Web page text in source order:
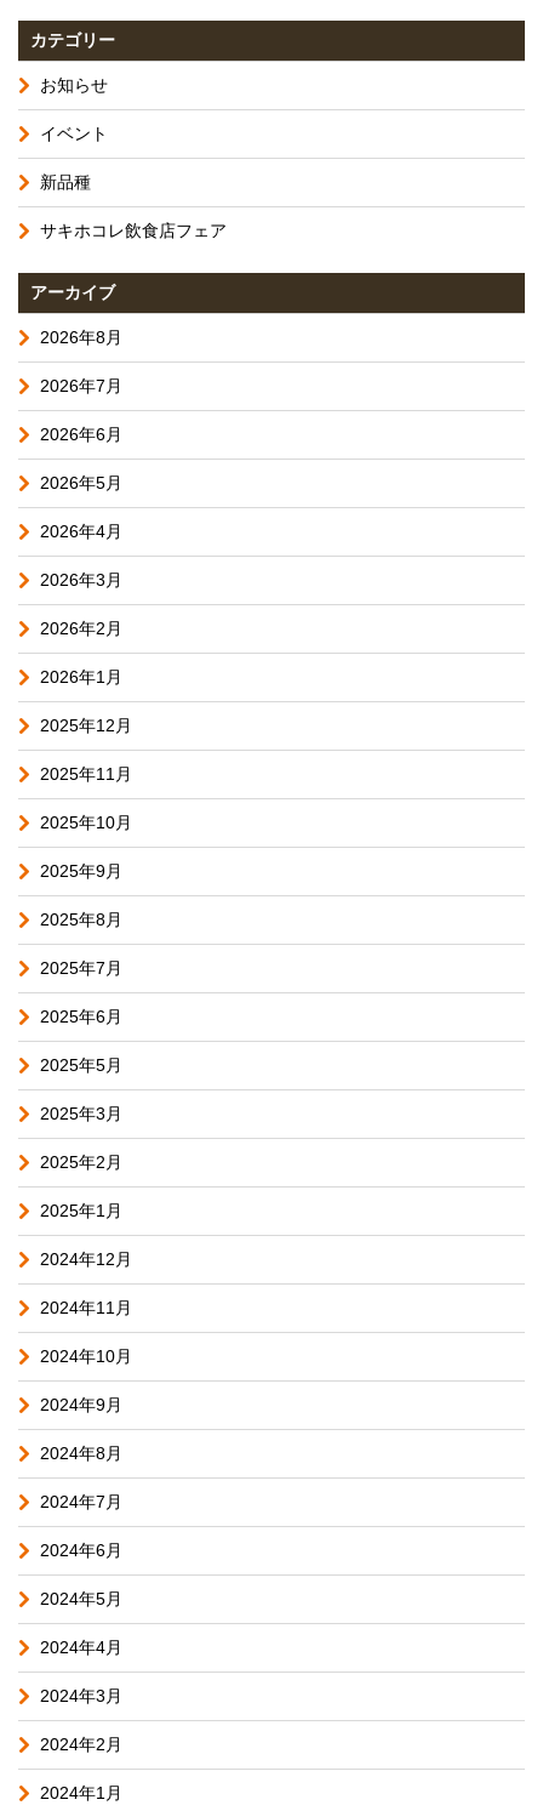
カテゴリー
お知らせ
イベント
新品種
サキホコレ飲食店フェア
アーカイブ
2026年8月
2026年7月
2026年6月
2026年5月
2026年4月
2026年3月
2026年2月
2026年1月
2025年12月
2025年11月
2025年10月
2025年9月
2025年8月
2025年7月
2025年6月
2025年5月
2025年3月
2025年2月
2025年1月
2024年12月
2024年11月
2024年10月
2024年9月
2024年8月
2024年7月
2024年6月
2024年5月
2024年4月
2024年3月
2024年2月
2024年1月